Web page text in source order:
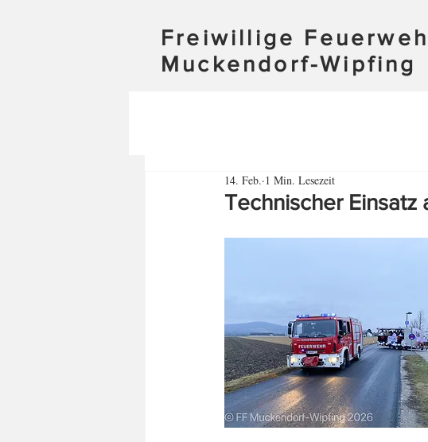
Freiwillige
Muckendorf-Wipfing
Technischer Einsatz
14. Feb. 1 Min. Lesezeit